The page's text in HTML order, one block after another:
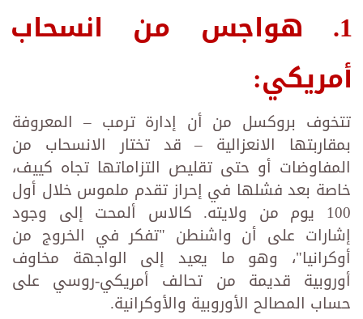
1. هواجس من انسحاب
أمريكي:
تتخوف بروكسل من أن إدارة ترمب – المعروفة
بمقاربتها الانعزالية – قد تختار الانسحاب من
المفاوضات أو حتى تقليص التزاماتها تجاه كييف،
خاصة بعد فشلها في إحراز تقدم ملموس خلال أول
100 يوم من ولايته. كالاس ألمحت إلى وجود
إشارات على أن واشنطن "تفكر في الخروج من
أوكرانيا"، وهو ما يعيد إلى الواجهة مخاوف
أوروبية قديمة من تحالف أمريكي-روسي على
حساب المصالح الأوروبية والأوكرانية.